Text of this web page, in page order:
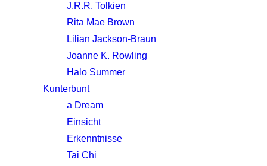
J.R.R. Tolkien
Rita Mae Brown
Lilian Jackson-Braun
Joanne K. Rowling
Halo Summer
Kunterbunt
a Dream
Einsicht
Erkenntnisse
Tai Chi